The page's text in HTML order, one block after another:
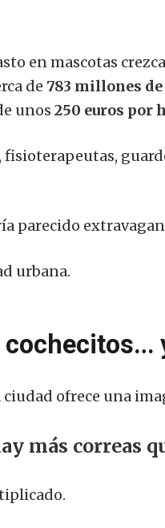
en mascotas
de 783 millones de
unos 250 euros por
parecido
urbana.
cochecitos…
ofrece una
más correas